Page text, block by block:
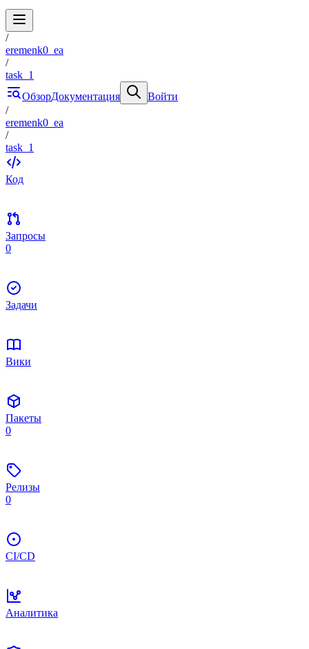
/
eremenk0_ea
/
task_1
ОбзорДокументация
Войти
/
eremenk0_ea
/
task_1
Код
Запросы
0
Задачи
Вики
Пакеты
0
Релизы
0
CI/CD
Аналитика